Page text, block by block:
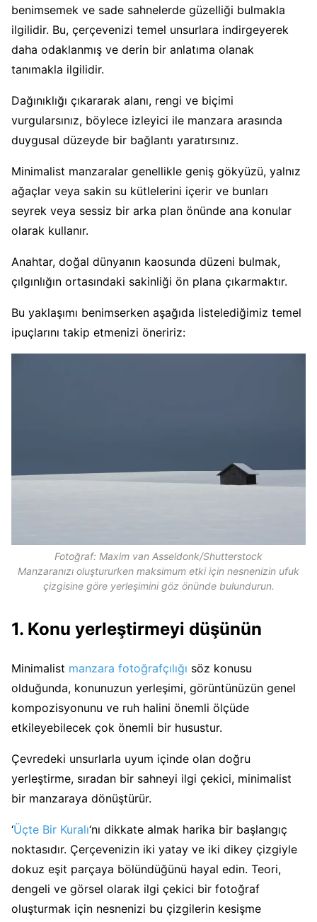
benimsemek ve sade sahnelerde güzelliği bulmakla
ilgilidir. Bu, çerçevenizi temel unsurlara indirgeyerek
daha odaklanmış ve derin bir anlatıma olanak
tanımakla ilgilidir.
Dağınıklığı çıkararak alanı, rengi ve biçimi
vurgularsınız, böylece izleyici ile manzara arasında
duygusal düzeyde bir bağlantı yaratırsınız.
Minimalist manzaralar genellikle geniş gökyüzü, yalnız
ağaçlar veya sakin su kütlelerini içerir ve bunları
seyrek veya sessiz bir arka plan önünde ana konular
olarak kullanır.
Anahtar, doğal dünyanın kaosunda düzeni bulmak,
çılgınlığın ortasındaki sakinliği ön plana çıkarmaktır.
Bu yaklaşımı benimserken aşağıda listelediğimiz temel
ipuçlarını takip etmenizi öneririz:
Fotoğraf: Maxim van Asseldonk/Shutterstock
Manzaranızı oluştururken maksimum etki için nesnenizin ufuk
çizgisine göre yerleşimini göz önünde bulundurun.
1. Konu yerleştirmeyi düşünün
Minimalist manzara fotoğrafçılığı söz konusu
olduğunda, konunuzun yerleşimi, görüntünüzün genel
kompozisyonunu ve ruh halini önemli ölçüde
etkileyebilecek çok önemli bir husustur.
Çevredeki unsurlarla uyum içinde olan doğru
yerleştirme, sıradan bir sahneyi ilgi çekici, minimalist
bir manzaraya dönüştürür.
‘Üçte Bir Kuralı‘nı dikkate almak harika bir başlangıç ​​
noktasıdır. Çerçevenizin iki yatay ve iki dikey çizgiyle
dokuz eşit parçaya bölündüğünü hayal edin. Teori,
dengeli ve görsel olarak ilgi çekici bir fotoğraf
oluşturmak için nesnenizi bu çizgilerin kesişme